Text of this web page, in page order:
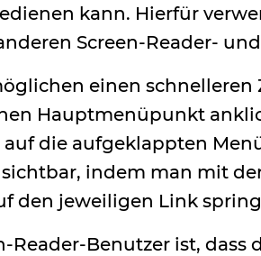
kann. Hierfür
Screen-Reader-
einen
Hauptmenüpunkt
die aufgeklappten
indem man mit
den jeweiligen Link
Reader-Benutzer ist, dass